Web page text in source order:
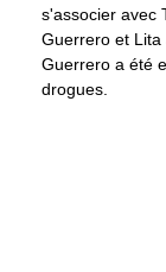
s'associer avec
Guerrero et
Guerrero a été
drogues.